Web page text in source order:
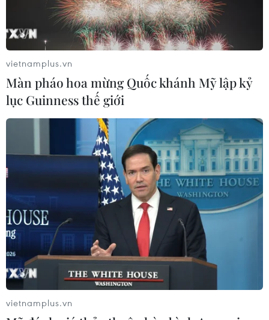
vietnamplus.vn
Màn pháo hoa mừng Quốc khánh Mỹ lập kỷ
lục Guinness thế giới
vietnamplus.vn